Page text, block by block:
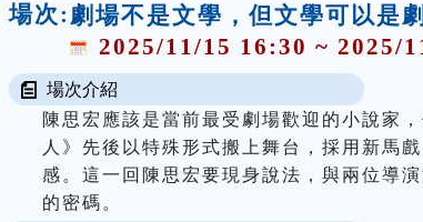
場次: 劇場不是文學，但文學可以是
2025/11/15 16:30 ~ 2025/
場次介紹
陳思宏應該是當前最受劇場歡迎的小說家
人》先後以特殊形式搬上舞台，採用新馬
感。這一回陳思宏要現身說法，與兩位導
的密碼。